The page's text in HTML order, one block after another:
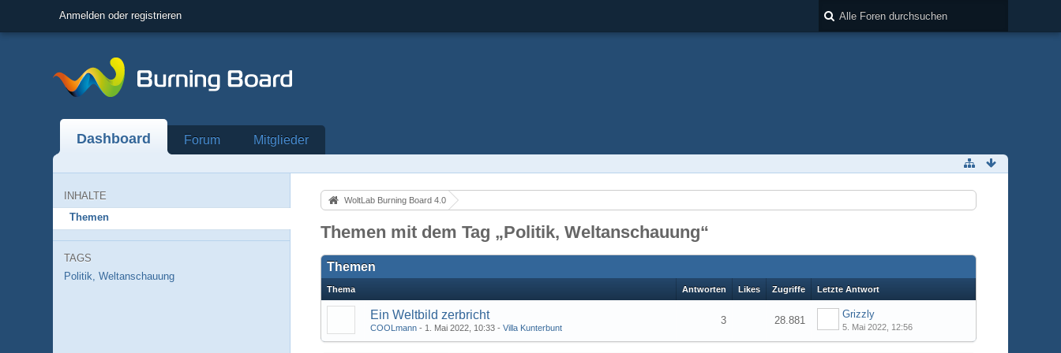
Anmelden oder registrieren
Dashboard Forum Mitglieder
INHALTE
Themen
TAGS
Politik, Weltanschauung
WoltLab Burning Board 4.0
Themen mit dem Tag „Politik, Weltanschauung“
Themen
Thema Antworten Likes Zugriffe Letzte Antwort
Ein Weltbild zerbricht
COOLmann - 1. Mai 2022, 10:33 -Villa Kunterbunt
3 28.881
Grizzly
5. Mai 2022, 12:56